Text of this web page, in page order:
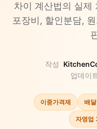
차이 계산법의 실제
포장비, 할인분담,
작성
업데이
이중가격제 배
자영업